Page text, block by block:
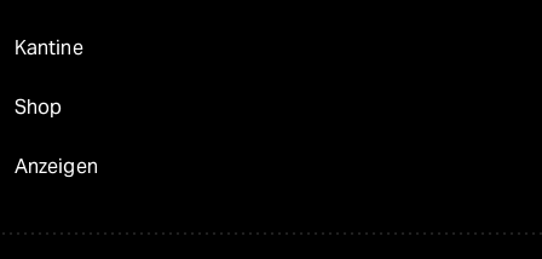
Kantine
Shop
Anzeigen